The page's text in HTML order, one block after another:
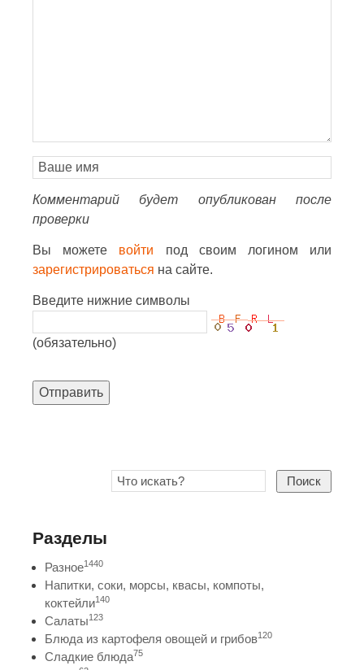
Комментарий будет опубликован после
проверки
Вы можете войти под своим логином или
зарегистрироваться на сайте.
Введите нижние символы
(обязательно)
Отправить
Поиск
Разделы
Разное1440
Напитки, соки, морсы, квасы, компоты,
коктейли140
Салаты123
Блюда из картофеля овощей и грибов120
Сладкие блюда75